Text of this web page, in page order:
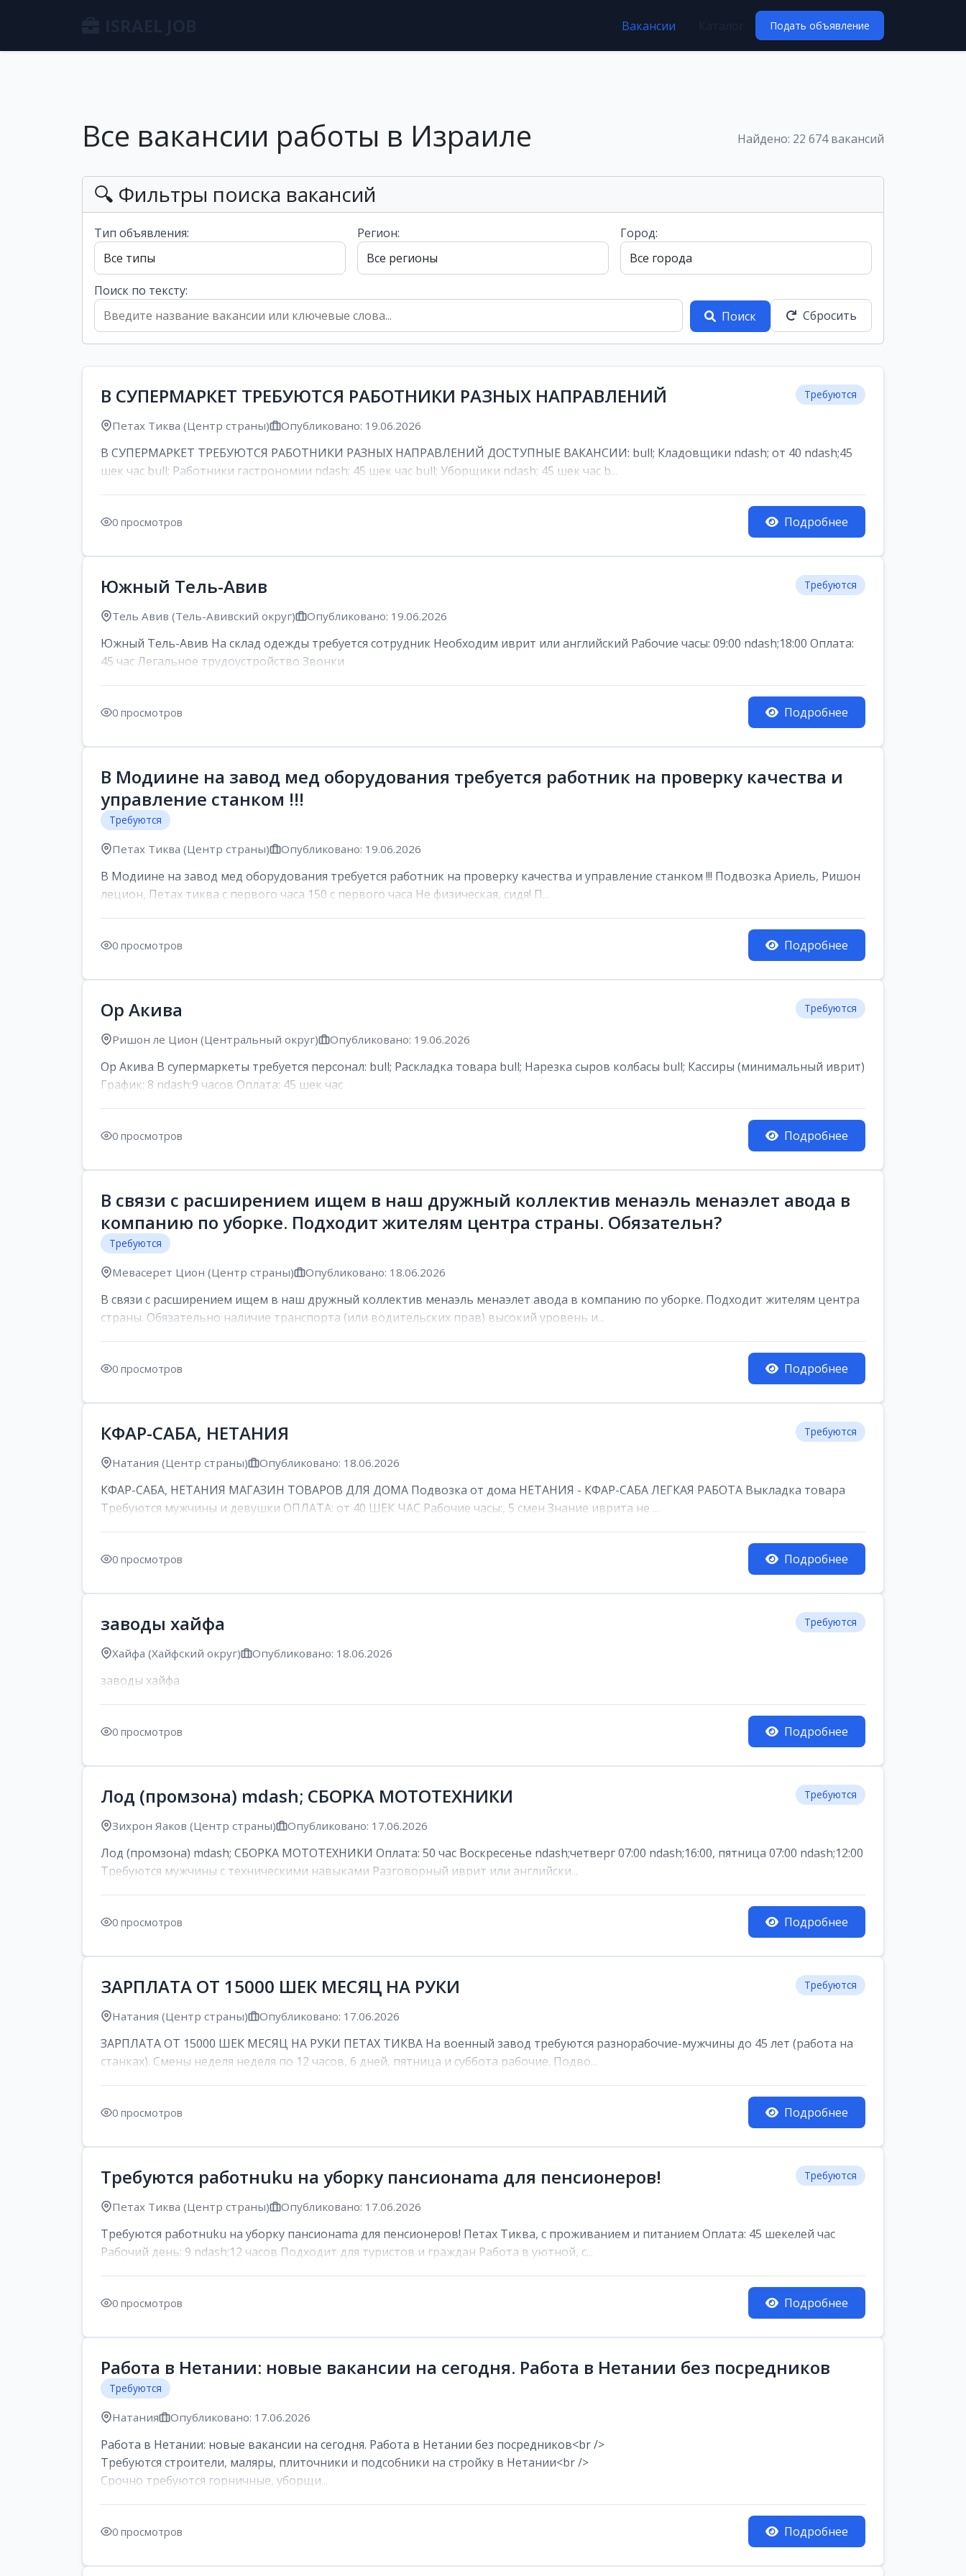
Вакансии Подать объявление
Все вакансии работы в Израиле Найдено: 22 674 вакансий
🔍 Фильтры поиска вакансий
Тип объявления: Регион: Город:
Поиск по тексту:
Поиск
Сбросить
В СУПЕРМАРКЕТ ТРЕБУЮТСЯ РАБОТНИКИ РАЗНЫХ НАПРАВЛЕНИЙ Требуются
Петах Тиква (Центр страны) Опубликовано: 19.06.2026
В СУПЕРМАРКЕТ ТРЕБУЮТСЯ РАБОТНИКИ РАЗНЫХ НАПРАВЛЕНИЙ ДОСТУПНЫЕ ВАКАНСИИ: bull; Кладовщики ndash; от 40 ndash;45
шек час bull; Работники гастрономии ndash; 45 шек час bull; Уборщики ndash; 45 шек час b...
0 просмотров Подробнее
Южный Тель-Авив Требуются
Тель Авив (Тель-Авивский округ) Опубликовано: 19.06.2026
Южный Тель-Авив На склад одежды требуется сотрудник Необходим иврит или английский Рабочие часы: 09:00 ndash;18:00 Оплата:
45 час Легальное трудоустройство Звонки
0 просмотров Подробнее
В Модиине на завод мед оборудования требуется работник на проверку качества и
управление станком !!!
Требуются
Петах Тиква (Центр страны) Опубликовано: 19.06.2026
В Модиине на завод мед оборудования требуется работник на проверку качества и управление станком !!! Подвозка Ариель, Ришон
лецион, Петах тиква с первого часа 150 с первого часа Не физическая, сидя! П...
0 просмотров Подробнее
Ор Акива Требуются
Ришон ле Цион (Центральный округ) Опубликовано: 19.06.2026
Ор Акива В супермаркеты требуется персонал: bull; Раскладка товара bull; Нарезка сыров колбасы bull; Кассиры (минимальный иврит)
График: 8 ndash;9 часов Оплата: 45 шек час
0 просмотров Подробнее
В связи с расширением ищем в наш дружный коллектив менаэль менаэлет авода в
компанию по уборке. Подходит жителям центра страны. Обязательн?
Требуются
Мевасерет Цион (Центр страны) Опубликовано: 18.06.2026
В связи с расширением ищем в наш дружный коллектив менаэль менаэлет авода в компанию по уборке. Подходит жителям центра
страны. Обязательно наличие транспорта (или водительских прав) высокий уровень и...
0 просмотров Подробнее
КФАР-САБА, НЕТАНИЯ Требуются
Натания (Центр страны) Опубликовано: 18.06.2026
КФАР-САБА, НЕТАНИЯ МАГАЗИН ТОВАРОВ ДЛЯ ДОМА Подвозка от дома НЕТАНИЯ - КФАР-САБА ЛЕГКАЯ РАБОТА Выкладка товара
Требуются мужчины и девушки ОПЛАТА: от 40 ШЕК ЧАС Рабочие часы:, 5 смен Знание иврита не ...
0 просмотров Подробнее
заводы хайфа Требуются
Хайфа (Хайфский округ) Опубликовано: 18.06.2026
заводы хайфа
0 просмотров Подробнее
Лод (промзона) mdash; СБОРКА МОТОТЕХНИКИ Требуются
Зихрон Яаков (Центр страны) Опубликовано: 17.06.2026
Лод (промзона) mdash; СБОРКА МОТОТЕХНИКИ Оплата: 50 час Воскресенье ndash;четверг 07:00 ndash;16:00, пятница 07:00 ndash;12:00
Требуются мужчины с техническими навыками Разговорный иврит или английски...
0 просмотров Подробнее
ЗАРПЛАТА ОТ 15000 ШЕК МЕСЯЦ НА РУКИ Требуются
Натания (Центр страны) Опубликовано: 17.06.2026
ЗАРПЛАТА ОТ 15000 ШЕК МЕСЯЦ НА РУКИ ПЕТАХ ТИКВА На военный завод требуются разнорабочие-мужчины до 45 лет (работа на
станках). Смены неделя неделя по 12 часов, 6 дней, пятница и суббота рабочие. Подво...
0 просмотров Подробнее
Требуются работнuku на уборку пансионama для пенсионеров! Требуются
Петах Тиква (Центр страны) Опубликовано: 17.06.2026
Требуются работнuku на уборку пансионama для пенсионеров! Петах Тиква, с проживанием и питанием Оплата: 45 шекелей час
Рабочий день: 9 ndash;12 часов Подходит для туристов и граждан Работа в уютной, с...
0 просмотров Подробнее
Работа в Нетании: новые вакансии на сегодня. Работа в Нетании без посредников
Требуются
Натания Опубликовано: 17.06.2026
Работа в Нетании: новые вакансии на сегодня. Работа в Нетании без посредников<br />
Требуются строители, маляры, плиточники и подсобники на стройку в Нетании<br />
Срочно требуются горничные, уборщи...
0 просмотров Подробнее